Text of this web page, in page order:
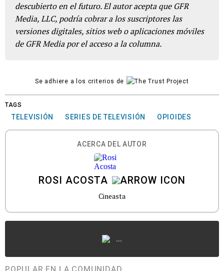
descubierto en el futuro. El autor acepta que GFR
Media, LLC, podría cobrar a los suscriptores las
versiones digitales, sitios web o aplicaciones móviles
de GFR Media por el acceso a la columna.
Se adhiere a los criterios de
TAGS
TELEVISIÓN SERIES DE TELEVISIÓN OPIOIDES
ACERCA DEL AUTOR
ROSI ACOSTA
Cineasta
...